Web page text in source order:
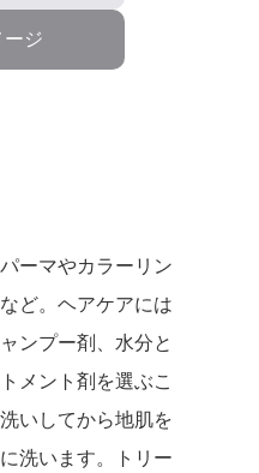
ージ
ーマやカラーリン
ど。ヘアケアには
ンプー剤、水分と
メント剤を選ぶこ
いしてから地肌を
洗います。トリー